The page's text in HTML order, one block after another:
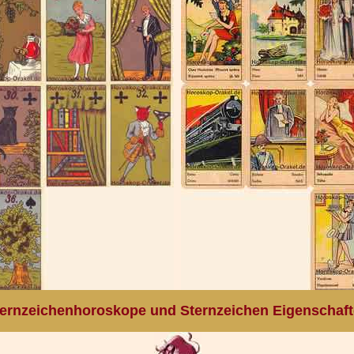
und Sternzeichen